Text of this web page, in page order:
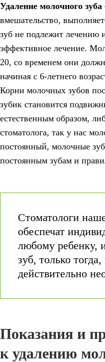
Удаление молочного зуба
вмешательство,
зуб не подлежит лечению
эффективное лечение.
20, со временем они
начиная с 6-летнего
Корни молочных зубов
зубик становится
естественным образом,
стоматолога, так у нас
постоянный, молочные
постоянным зубам и
Стоматологи
обеспечат
любому ребенку,
зуб, только тогда,
действительно
Показания и
к удалению